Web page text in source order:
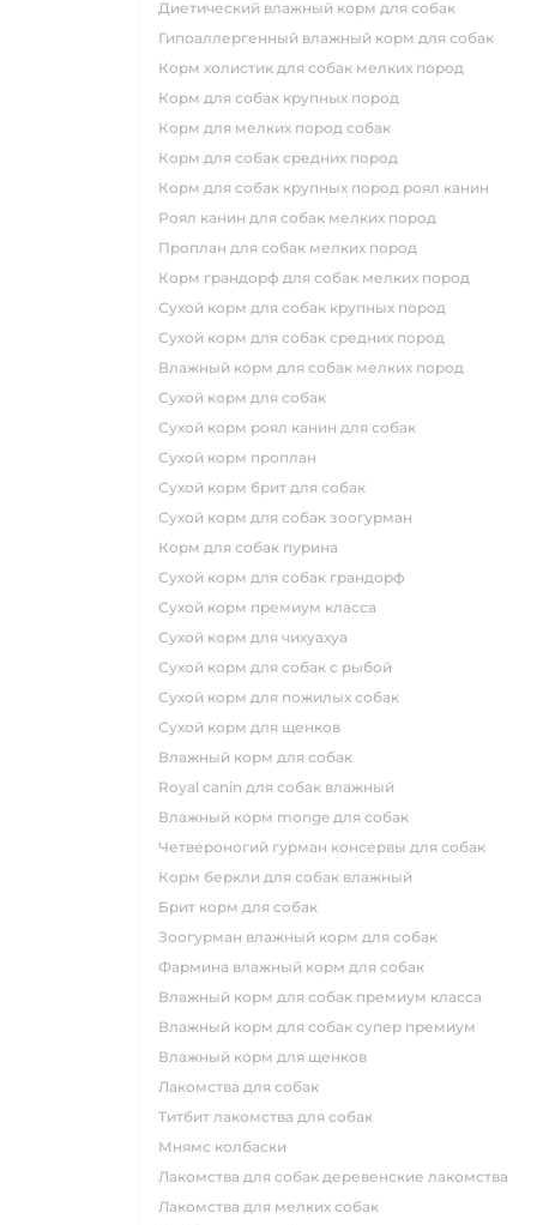
диетический влажный корм для собак
гипоаллергенный влажный корм для собак
корм холистик для собак мелких пород
корм для собак крупных пород
корм для мелких пород собак
корм для собак средних пород
корм для собак крупных пород роял канин
роял канин для собак мелких пород
проплан для собак мелких пород
корм грандорф для собак мелких пород
сухой корм для собак крупных пород
сухой корм для собак средних пород
влажный корм для собак мелких пород
сухой корм для собак
сухой корм роял канин для собак
сухой корм проплан
сухой корм брит для собак
сухой корм для собак зоогурман
корм для собак пурина
сухой корм для собак грандорф
сухой корм премиум класса
сухой корм для чихуахуа
сухой корм для собак с рыбой
сухой корм для пожилых собак
сухой корм для щенков
влажный корм для собак
royal canin для собак влажный
влажный корм monge для собак
четвероногий гурман консервы для собак
корм беркли для собак влажный
брит корм для собак
зоогурман влажный корм для собак
фармина влажный корм для собак
влажный корм для собак премиум класса
влажный корм для собак супер премиум
влажный корм для щенков
лакомства для собак
титбит лакомства для собак
мнямс колбаски
лакомства для собак деревенские лакомства
лакомства для мелких собак